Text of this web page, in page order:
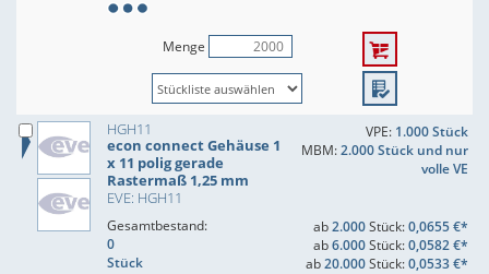
Menge
HGH11
econ connect Gehäuse 1
x 11 polig gerade
Rastermaß 1,25 mm
EVE: HGH11
VPE: 1.000 Stück
MBM:2.000 Stück und nur
volle VE
Gesamtbestand:
0
Stück
ab2.000Stück:0,0655 €*
ab6.000Stück:0,0582 €*
ab20.000Stück:0,0533 €*